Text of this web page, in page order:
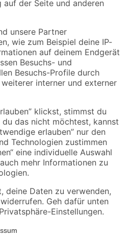
Versandarten
Die dargestellten Angebote sind unter
Die angegebenen Verfügbarkeiten beziehen
gilt nicht für Artikel mit Speditionsversand, hier